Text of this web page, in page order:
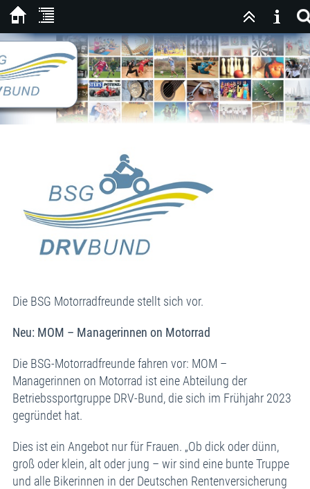
Die BSG Motorradfreunde stellt sich vor.
Neu: MOM – Managerinnen on Motorrad
Die BSG-Motorradfreunde fahren vor: MOM –
Managerinnen on Motorrad ist eine Abteilung der
Betriebssportgruppe DRV-Bund, die sich im Frühjahr 2023
gegründet hat.
Dies ist ein Angebot nur für Frauen. „Ob dick oder dünn,
groß oder klein, alt oder jung – wir sind eine bunte Truppe
und alle Bikerinnen in der Deutschen Rentenversicherung